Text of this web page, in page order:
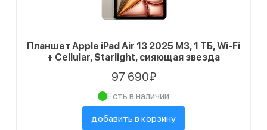
Планшет Apple iPad Air 13 2025 M3, 1 ТБ, Wi-Fi
+ Cellular, Starlight, сияющая звезда
97 690₽
Есть в наличии
добавить в корзину